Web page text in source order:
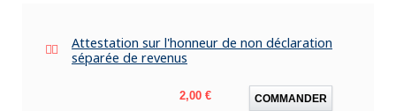
Attestation sur l'honneur de non déclaration
séparée de revenus
Prix
2,00 € COMMANDER